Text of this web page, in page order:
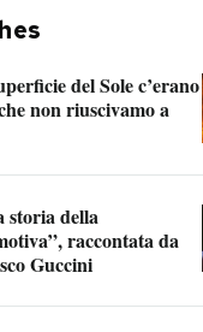
hes
del Sole c’erano
non riuscivamo a
storia della
raccontata da
Guccini